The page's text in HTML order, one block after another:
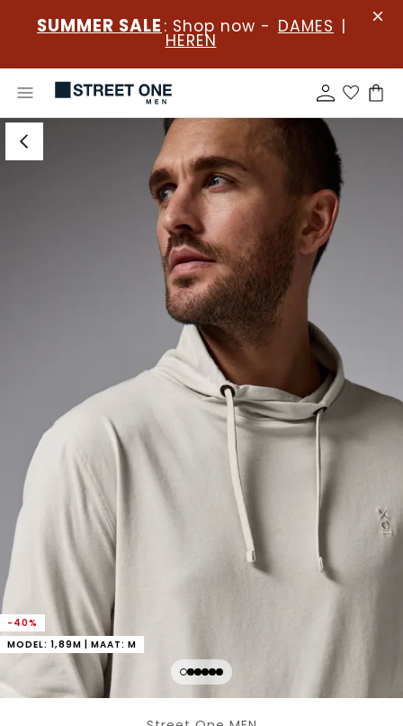
SUMMER SALE : Shop now - DAMES |
HEREN
-40%
MODEL: 1,89M | MAAT: M